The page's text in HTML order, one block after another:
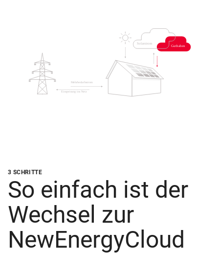
3 SCHRITTE
So einfach ist der
Wechsel zur
NewEnergyCloud